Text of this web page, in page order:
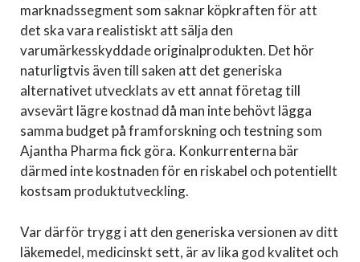
marknadssegment som saknar köpkraften för att
det ska vara realistiskt att sälja den
varumärkesskyddade originalprodukten. Det hör
naturligtvis även till saken att det generiska
alternativet utvecklats av ett annat företag till
avsevärt lägre kostnad då man inte behövt lägga
samma budget på framforskning och testning som
Ajantha Pharma fick göra. Konkurrenterna bär
därmed inte kostnaden för en riskabel och potentiellt
kostsam produktutveckling.
Var därför trygg i att den generiska versionen av ditt
läkemedel, medicinskt sett, är av lika god kvalitet och